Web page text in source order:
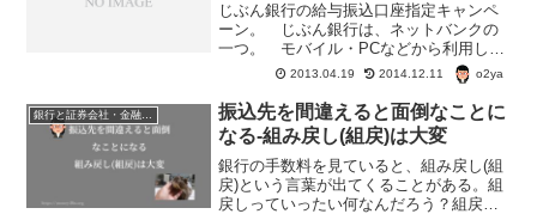
じぶん銀行の給与振込口座指定キャンペ
ーン。 じぶん銀行は、ネットバンクの
一つ。 モバイル・PCなどから利用しや
すい銀行の一つだ。 この、じぶん銀行
でも給与振込口座キャンペーン「給与振
込 ｄｅ ハッピー★キャンペーン」を
行っている。じぶん銀行...
2013.04.19 2014.12.11 o2ya
銀行と証券会社・金融商品
振込先を間違えると面倒なことに
なる-組み戻し(組戻)は大変
銀行の手数料を見ていると、組み戻し(組
戻)という言葉が出てくることがある。組
戻しっていったい何なんだろう？組戻